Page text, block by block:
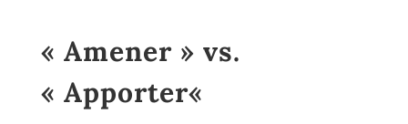
« Amener » vs.
« Apporter«